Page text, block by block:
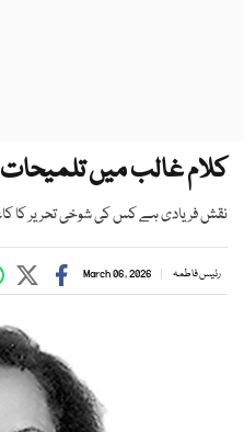
کلام غالب میں
نقش فریادی ہے کس کی شوخی تحریر کا
رئیس فاطمہ March 06, 2026